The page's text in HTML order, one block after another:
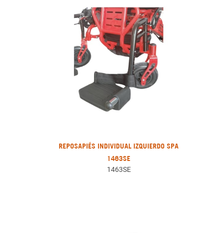
REPOSAPIÉS INDIVIDUAL IZQUIERDO SPA
1463SE
1463SE